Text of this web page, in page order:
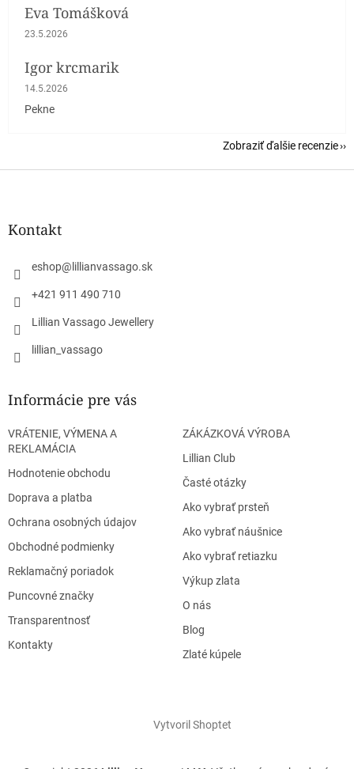
Eva Tomášková
Hodnotenie obchodu je 5 z 5 hviezdičiek.
23.5.2026
Igor krcmarik
Hodnotenie obchodu je 5 z 5 hviezdičiek.
14.5.2026
Pekne
Zobraziť ďalšie recenzie
Z
Kontakt
eshop@lillianvassago.sk
+421 911 490 710
Lillian Vassago Jewellery
lillian_vassago
Informácie pre vás
VRÁTENIE, VÝMENA A
REKLAMÁCIA
Hodnotenie obchodu
Doprava a platba
Ochrana osobných údajov
Obchodné podmienky
Reklamačný poriadok
Puncovné značky
Transparentnosť
Kontakty
ZÁKÁZKOVÁ VÝROBA
Lillian Club
Časté otázky
Ako vybrať prsteň
Ako vybrať náušnice
Ako vybrať retiazku
Výkup zlata
O nás
Blog
Zlaté kúpele
Vytvoril Shoptet